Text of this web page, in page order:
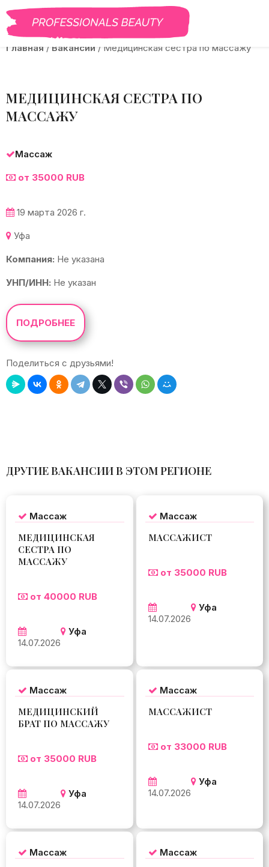
BEAUTY PRO САЛОНЫ ВАКАНСИИ КУРСЫ
Главная / Вакансии / Медицинская сестра по массажу
МЕДИЦИНСКАЯ СЕСТРА ПО
МАССАЖУ
Массаж
от 35000 RUB
19 марта 2026 г.
Уфа
Компания: Не указана
УНП/ИНН: Не указан
ПОДРОБНЕЕ
Поделиться с друзьями!
ДРУГИЕ ВАКАНСИИ В ЭТОМ РЕГИОНЕ
Массаж
МЕДИЦИНСКАЯ
СЕСТРА ПО
МАССАЖУ
от 40000 RUB
14.07.2026
Уфа
Массаж
МАССАЖИСТ
от 35000 RUB
14.07.2026
Уфа
Массаж
МЕДИЦИНСКИЙ
БРАТ ПО МАССАЖУ
от 35000 RUB
14.07.2026
Уфа
Массаж
МАССАЖИСТ
от 33000 RUB
14.07.2026
Уфа
Массаж Массаж